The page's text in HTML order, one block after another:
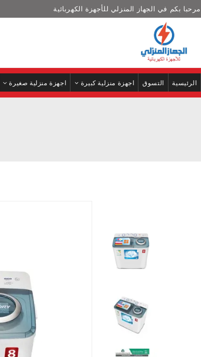
مرحبا بكم في الجهاز المنزلي للأجهزة الكهربائية
الرئيسية التسوق اجهزة منزلية كبيرة اجهزة منزلية صغيرة